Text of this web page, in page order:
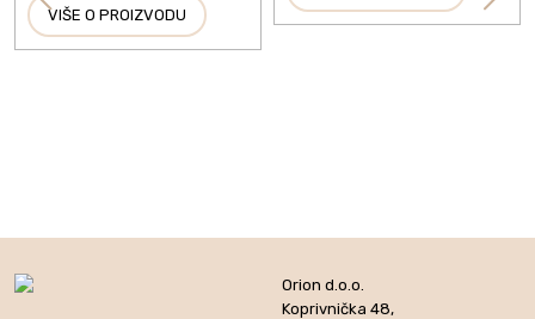
VIŠE O PROIZVODU
Orion d.o.o.
Koprivnička 48,